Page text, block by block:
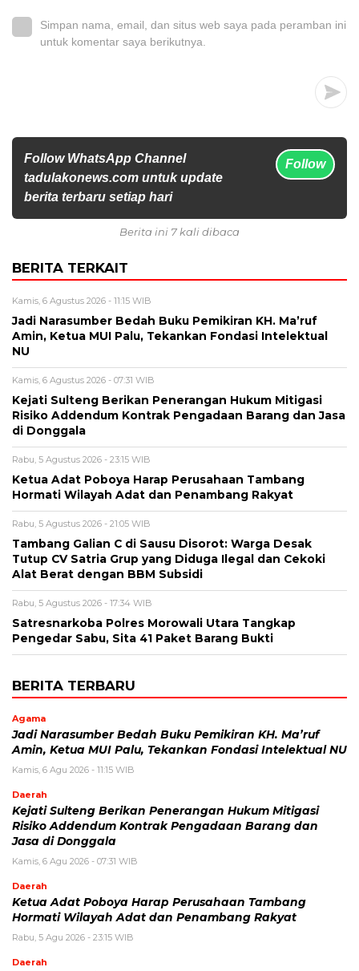
Simpan nama, email, dan situs web saya pada peramban ini
untuk komentar saya berikutnya.
Follow WhatsApp Channel
tadulakonews.com untuk update
berita terbaru setiap hari
Follow
Berita ini 7 kali dibaca
BERITA TERKAIT
Kamis, 6 Agustus 2026 - 11:15 WIB
Jadi Narasumber Bedah Buku Pemikiran KH. Ma’ruf
Amin, Ketua MUI Palu, Tekankan Fondasi Intelektual
NU
Kamis, 6 Agustus 2026 - 07:31 WIB
Kejati Sulteng Berikan Penerangan Hukum Mitigasi
Risiko Addendum Kontrak Pengadaan Barang dan Jasa
di Donggala
Rabu, 5 Agustus 2026 - 23:15 WIB
Ketua Adat Poboya Harap Perusahaan Tambang
Hormati Wilayah Adat dan Penambang Rakyat
Rabu, 5 Agustus 2026 - 21:05 WIB
Tambang Galian C di Sausu Disorot: Warga Desak
Tutup CV Satria Grup yang Diduga Ilegal dan Cekoki
Alat Berat dengan BBM Subsidi
Rabu, 5 Agustus 2026 - 17:34 WIB
Satresnarkoba Polres Morowali Utara Tangkap
Pengedar Sabu, Sita 41 Paket Barang Bukti
BERITA TERBARU
Agama
Jadi Narasumber Bedah Buku Pemikiran KH. Ma’ruf
Amin, Ketua MUI Palu, Tekankan Fondasi Intelektual NU
Kamis, 6 Agu 2026 - 11:15 WIB
Daerah
Kejati Sulteng Berikan Penerangan Hukum Mitigasi
Risiko Addendum Kontrak Pengadaan Barang dan
Jasa di Donggala
Kamis, 6 Agu 2026 - 07:31 WIB
Daerah
Ketua Adat Poboya Harap Perusahaan Tambang
Hormati Wilayah Adat dan Penambang Rakyat
Rabu, 5 Agu 2026 - 23:15 WIB
Daerah